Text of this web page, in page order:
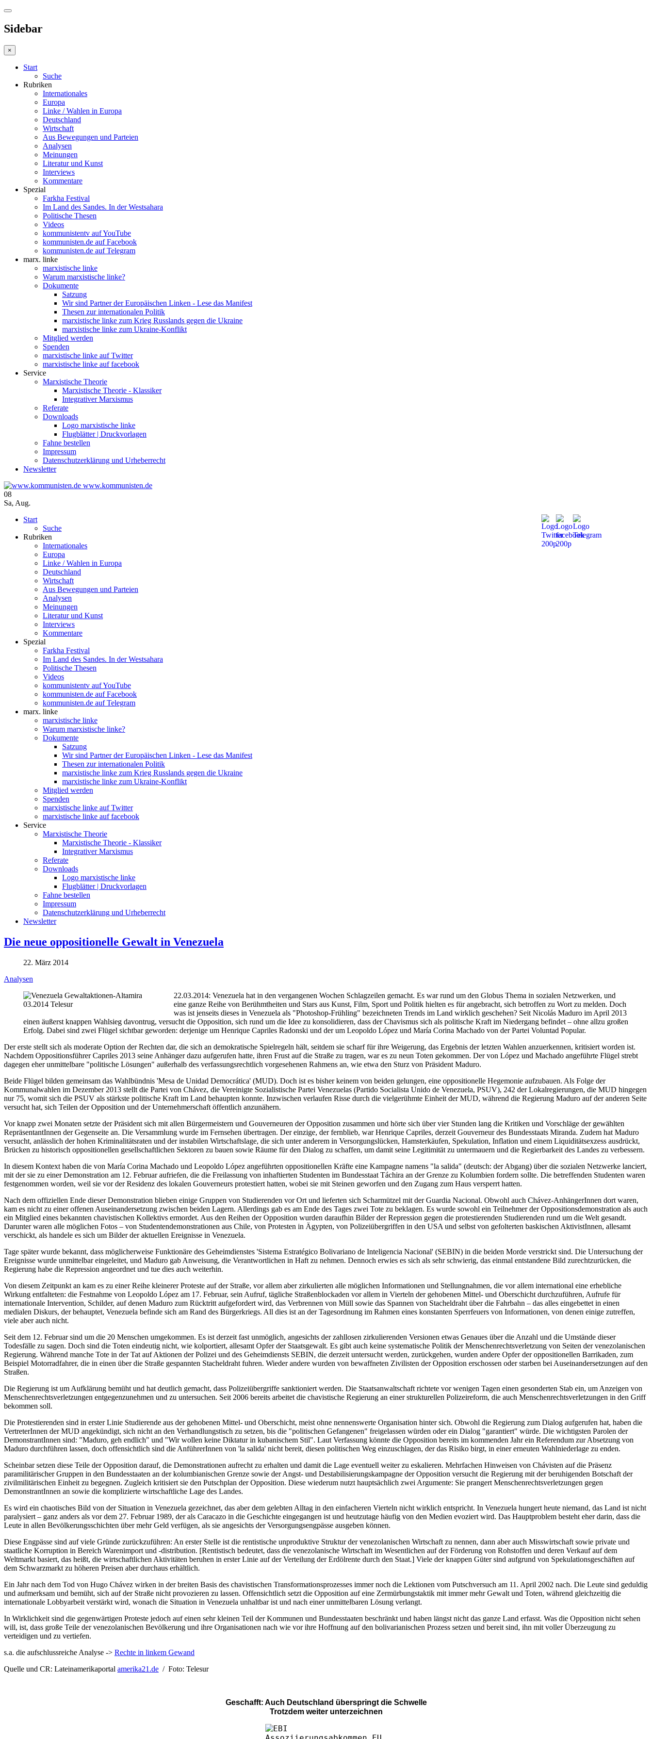
Sidebar
×
Start
Suche
Rubriken
Internationales
Europa
Linke / Wahlen in Europa
Deutschland
Wirtschaft
Aus Bewegungen und Parteien
Analysen
Meinungen
Literatur und Kunst
Interviews
Kommentare
Spezial
Farkha Festival
Im Land des Sandes. In der Westsahara
Politische Thesen
Videos
kommunistentv auf YouTube
kommunisten.de auf Facebook
kommunisten.de auf Telegram
marx. linke
marxistische linke
Warum marxistische linke?
Dokumente
Satzung
Wir sind Partner der Europäischen Linken - Lese das Manifest
Thesen zur internationalen Politik
marxistische linke zum Krieg Russlands gegen die Ukraine
marxistische linke zum Ukraine-Konflikt
Mitglied werden
Spenden
marxistische linke auf Twitter
marxistische linke auf facebook
Service
Marxistische Theorie
Marxistische Theorie - Klassiker
Integrativer Marxismus
Referate
Downloads
Logo marxistische linke
Flugblätter | Druckvorlagen
Fahne bestellen
Impressum
Datenschutzerklärung und Urheberrecht
Newsletter
www.kommunisten.de
08
Sa, Aug.
Start
Suche
Rubriken
Internationales
Europa
Linke / Wahlen in Europa
Deutschland
Wirtschaft
Aus Bewegungen und Parteien
Analysen
Meinungen
Literatur und Kunst
Interviews
Kommentare
Spezial
Farkha Festival
Im Land des Sandes. In der Westsahara
Politische Thesen
Videos
kommunistentv auf YouTube
kommunisten.de auf Facebook
kommunisten.de auf Telegram
marx. linke
marxistische linke
Warum marxistische linke?
Dokumente
Satzung
Wir sind Partner der Europäischen Linken - Lese das Manifest
Thesen zur internationalen Politik
marxistische linke zum Krieg Russlands gegen die Ukraine
marxistische linke zum Ukraine-Konflikt
Mitglied werden
Spenden
marxistische linke auf Twitter
marxistische linke auf facebook
Service
Marxistische Theorie
Marxistische Theorie - Klassiker
Integrativer Marxismus
Referate
Downloads
Logo marxistische linke
Flugblätter | Druckvorlagen
Fahne bestellen
Impressum
Datenschutzerklärung und Urheberrecht
Newsletter
Die neue oppositionelle Gewalt in Venezuela
22. März 2014
Analysen
22.03.2014: Venezuela hat in den vergangenen Wochen Schlagzeilen gemacht. Es war rund um den Globus Thema in sozialen Netzwerken, und
eine ganze Reihe von Berühmtheiten und Stars aus Kunst, Film, Sport und Politik hielten es für angebracht, sich betroffen zu Wort zu melden. Doch
was ist jenseits dieses in Venezuela als "Photoshop-Frühling" bezeichneten Trends im Land wirklich geschehen? Seit Nicolás Maduro im April 2013
einen äußerst knappen Wahlsieg davontrug, versucht die Opposition, sich rund um die Idee zu konsolidieren, dass der Chavismus sich als politische Kraft im Niedergang befindet – ohne allzu großen
Erfolg. Dabei sind zwei Flügel sichtbar geworden: derjenige um Henrique Capriles Radonski und der um Leopoldo López und María Corina Machado von der Partei Voluntad Popular.
Der erste stellt sich als moderate Option der Rechten dar, die sich an demokratische Spielregeln hält, seitdem sie scharf für ihre Weigerung, das Ergebnis der letzten Wahlen anzuerkennen, kritisiert worden ist.
Nachdem Oppositionsführer Capriles 2013 seine Anhänger dazu aufgerufen hatte, ihren Frust auf die Straße zu tragen, war es zu neun Toten gekommen. Der von López und Machado angeführte Flügel strebt
dagegen eher unmittelbare "politische Lösungen" außerhalb des verfassungsrechtlich vorgesehenen Rahmens an, wie etwa den Sturz von Präsident Maduro.
Beide Flügel bilden gemeinsam das Wahlbündnis 'Mesa de Unidad Democrática' (MUD). Doch ist es bisher keinem von beiden gelungen, eine oppositionelle Hegemonie aufzubauen. Als Folge der
Kommunalwahlen im Dezember 2013 stellt die Partei von Chávez, die Vereinigte Sozialistische Partei Venezuelas (Partido Socialista Unido de Venezuela, PSUV), 242 der Lokalregierungen, die MUD hingegen
nur 75, womit sich die PSUV als stärkste politische Kraft im Land behaupten konnte. Inzwischen verlaufen Risse durch die vielgerühmte Einheit der MUD, während die Regierung Maduro auf der anderen Seite
versucht hat, sich Teilen der Opposition und der Unternehmerschaft öffentlich anzunähern.
Vor knapp zwei Monaten setzte der Präsident sich mit allen Bürgermeistern und Gouverneuren der Opposition zusammen und hörte sich über vier Stunden lang die Kritiken und Vorschläge der gewählten
RepräsentantInnen der Gegenseite an. Die Versammlung wurde im Fernsehen übertragen. Der einzige, der fernblieb, war Henrique Capriles, derzeit Gouverneur des Bundesstaats Miranda. Zudem hat Maduro
versucht, anlässlich der hohen Kriminalitätsraten und der instabilen Wirtschaftslage, die sich unter anderem in Versorgungslücken, Hamsterkäufen, Spekulation, Inflation und einem Liquiditätsexzess ausdrückt,
Brücken zu historisch oppositionellen gesellschaftlichen Sektoren zu bauen sowie Räume für den Dialog zu schaffen, um damit seine Legitimität zu untermauern und die Regierbarkeit des Landes zu verbessern.
In diesem Kontext haben die von María Corina Machado und Leopoldo López angeführten oppositionellen Kräfte eine Kampagne namens "la salida" (deutsch: der Abgang) über die sozialen Netzwerke lanciert,
mit der sie zu einer Demonstration am 12. Februar aufriefen, die die Freilassung von inhaftierten Studenten im Bundesstaat Táchira an der Grenze zu Kolumbien fordern sollte. Die betreffenden Studenten waren
festgenommen worden, weil sie vor der Residenz des lokalen Gouverneurs protestiert hatten, wobei sie mit Steinen geworfen und den Zugang zum Haus versperrt hatten.
Nach dem offiziellen Ende dieser Demonstration blieben einige Gruppen von Studierenden vor Ort und lieferten sich Scharmützel mit der Guardia Nacional. Obwohl auch Chávez-AnhängerInnen dort waren,
kam es nicht zu einer offenen Auseinandersetzung zwischen beiden Lagern. Allerdings gab es am Ende des Tages zwei Tote zu beklagen. Es wurde sowohl ein Teilnehmer der Oppositionsdemonstration als auch
ein Mitglied eines bekannten chavistischen Kollektivs ermordet. Aus den Reihen der Opposition wurden daraufhin Bilder der Repression gegen die protestierenden Studierenden rund um die Welt gesandt.
Darunter waren alle möglichen Fotos – von Studentendemonstrationen aus Chile, von Protesten in Ägypten, von Polizeiübergriffen in den USA und selbst von gefolterten baskischen AktivistInnen, allesamt
verschickt, als handele es sich um Bilder der aktuellen Ereignisse in Venezuela.
Tage später wurde bekannt, dass möglicherweise Funktionäre des Geheimdienstes 'Sistema Estratégico Bolivariano de Inteligencia Nacional' (SEBIN) in die beiden Morde verstrickt sind. Die Untersuchung der
Ereignisse wurde unmittelbar eingeleitet, und Maduro gab Anweisung, die Verantwortlichen in Haft zu nehmen. Dennoch erwies es sich als sehr schwierig, das einmal entstandene Bild zurechtzurücken, die
Regierung habe die Repression angeordnet und tue dies auch weiterhin.
Von diesem Zeitpunkt an kam es zu einer Reihe kleinerer Proteste auf der Straße, vor allem aber zirkulierten alle möglichen Informationen und Stellungnahmen, die vor allem international eine erhebliche
Wirkung entfalteten: die Festnahme von Leopoldo López am 17. Februar, sein Aufruf, tägliche Straßenblockaden vor allem in Vierteln der gehobenen Mittel- und Oberschicht durchzuführen, Aufrufe für
internationale Intervention, Schilder, auf denen Maduro zum Rücktritt aufgefordert wird, das Verbrennen von Müll sowie das Spannen von Stacheldraht über die Fahrbahn – das alles eingebettet in einen
medialen Diskurs, der behauptet, Venezuela befinde sich am Rand des Bürgerkriegs. All dies ist an der Tagesordnung im Rahmen eines konstanten Sperrfeuers von Informationen, von denen einige zutreffen,
viele aber auch nicht.
Seit dem 12. Februar sind um die 20 Menschen umgekommen. Es ist derzeit fast unmöglich, angesichts der zahllosen zirkulierenden Versionen etwas Genaues über die Anzahl und die Umstände dieser
Todesfälle zu sagen. Doch sind die Toten eindeutig nicht, wie kolportiert, allesamt Opfer der Staatsgewalt. Es gibt auch keine systematische Politik der Menschenrechtsverletzung von Seiten der venezolanischen
Regierung. Während manche Tote in der Tat auf Aktionen der Polizei und des Geheimdiensts SEBIN, die derzeit untersucht werden, zurückgehen, wurden andere Opfer der oppositionellen Barrikaden, zum
Beispiel Motorradfahrer, die in einen über die Straße gespannten Stacheldraht fuhren. Wieder andere wurden von bewaffneten Zivilisten der Opposition erschossen oder starben bei Auseinandersetzungen auf den
Straßen.
Die Regierung ist um Aufklärung bemüht und hat deutlich gemacht, dass Polizeiübergriffe sanktioniert werden. Die Staatsanwaltschaft richtete vor wenigen Tagen einen gesonderten Stab ein, um Anzeigen von
Menschenrechtsverletzungen entgegenzunehmen und zu untersuchen. Seit 2006 bereits arbeitet die chavistische Regierung an einer strukturellen Polizeireform, die auch Menschenrechtsverletzungen in den Griff
bekommen soll.
Die Protestierenden sind in erster Linie Studierende aus der gehobenen Mittel- und Oberschicht, meist ohne nennenswerte Organisation hinter sich. Obwohl die Regierung zum Dialog aufgerufen hat, haben die
VertreterInnen der MUD angekündigt, sich nicht an den Verhandlungstisch zu setzen, bis die "politischen Gefangenen" freigelassen würden oder ein Dialog "garantiert" würde. Die wichtigsten Parolen der
DemonstrantInnen sind: "Maduro, geh endlich" und "Wir wollen keine Diktatur in kubanischem Stil". Laut Verfassung könnte die Opposition bereits im kommenden Jahr ein Referendum zur Absetzung von
Maduro durchführen lassen, doch offensichtlich sind die AnführerInnen von 'la salida' nicht bereit, diesen politischen Weg einzuschlagen, der das Risiko birgt, in einer erneuten Wahlniederlage zu enden.
Scheinbar setzen diese Teile der Opposition darauf, die Demonstrationen aufrecht zu erhalten und damit die Lage eventuell weiter zu eskalieren. Mehrfachen Hinweisen von Chávisten auf die Präsenz
paramilitärischer Gruppen in den Bundesstaaten an der kolumbianischen Grenze sowie der Angst- und Destabilisierungskampagne der Opposition versucht die Regierung mit der beruhigenden Botschaft der
zivilmilitärischen Einheit zu begegnen. Zugleich kritisiert sie den Putschplan der Opposition. Diese wiederum nutzt hauptsächlich zwei Argumente: Sie prangert Menschenrechtsverletzungen gegen
DemonstrantInnen an sowie die komplizierte wirtschaftliche Lage des Landes.
Es wird ein chaotisches Bild von der Situation in Venezuela gezeichnet, das aber dem gelebten Alltag in den einfacheren Vierteln nicht wirklich entspricht. In Venezuela hungert heute niemand, das Land ist nicht
paralysiert – ganz anders als vor dem 27. Februar 1989, der als Caracazo in die Geschichte eingegangen ist und heutzutage häufig von den Medien evoziert wird. Das Hauptproblem besteht eher darin, dass die
Leute in allen Bevölkerungsschichten über mehr Geld verfügen, als sie angesichts der Versorgungsengpässe ausgeben können.
Diese Engpässe sind auf viele Gründe zurückzuführen: An erster Stelle ist die rentistische unproduktive Struktur der venezolanischen Wirtschaft zu nennen, dann aber auch Misswirtschaft sowie private und
staatliche Korruption in Bereich Warenimport und -distribution. [Rentistisch bedeutet, dass die venezolanische Wirtschaft im Wesentlichen auf der Förderung von Rohstoffen und deren Verkauf auf dem
Weltmarkt basiert, das heißt, die wirtschaftlichen Aktivitäten beruhen in erster Linie auf der Verteilung der Erdölrente durch den Staat.] Viele der knappen Güter sind aufgrund von Spekulationsgeschäften auf
dem Schwarzmarkt zu höheren Preisen aber durchaus erhältlich.
Ein Jahr nach dem Tod von Hugo Chávez wirken in der breiten Basis des chavistischen Transformationsprozesses immer noch die Lektionen vom Putschversuch am 11. April 2002 nach. Die Leute sind geduldig
und aufmerksam und bemüht, sich auf der Straße nicht provozieren zu lassen. Offensichtlich setzt die Opposition auf eine Zermürbungstaktik mit immer mehr Gewalt und Toten, während gleichzeitig die
internationale Lobbyarbeit verstärkt wird, wonach die Situation in Venezuela unhaltbar ist und nach einer unmittelbaren Lösung verlangt.
In Wirklichkeit sind die gegenwärtigen Proteste jedoch auf einen sehr kleinen Teil der Kommunen und Bundesstaaten beschränkt und haben längst nicht das ganze Land erfasst. Was die Opposition nicht sehen
will, ist, dass große Teile der venezolanischen Bevölkerung und ihre Organisationen nach wie vor ihre Hoffnung auf den bolivarianischen Prozess setzen und bereit sind, ihn mit voller Überzeugung zu
verteidigen und zu vertiefen.
s.a. die aufschlussreiche Analyse -> Rechte in linkem Gewand
Quelle und CR: Lateinamerikaportal amerika21.de / Foto: Telesur
Geschafft: Auch Deutschland überspringt die Schwelle
Trotzdem weiter unterzeichnen